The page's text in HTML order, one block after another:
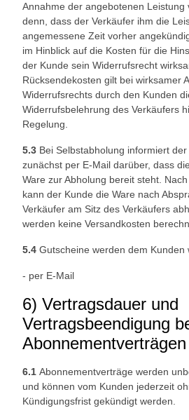
Annahme der angebotenen Leistung
denn, dass der Verkäufer ihm die
angemessene Zeit vorher
im Hinblick auf die Kosten für die
der Kunde sein Widerrufsrecht
Rücksendekosten gilt bei wirksamer
Widerrufsrechts durch den Kunden
Widerrufsbelehrung des Verkäufers
Regelung.
5.3 Bei Selbstabholung informiert
zunächst per E-Mail darüber, dass
Ware zur Abholung bereit steht.
kann der Kunde die Ware nach
Verkäufer am Sitz des Verkäufers
werden keine Versandkosten
5.4 Gutscheine werden dem Kunden
- per E-Mail
6) Vertragsdauer und
Vertragsbeendigung
Abonnementverträgen
6.1 Abonnementverträge werden
und können vom Kunden jederzeit
Kündigungsfrist gekündigt werden.